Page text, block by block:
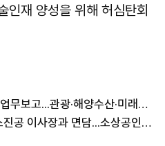
인재 양성을 위해 허심탄회
우상호 강원지사, 제2청사 업무보고...관광·해양수산·미래산업 해법 찾는다
우상호 강원지사, 인태연 소진공 이사장과 면담...소상공인·전통시장 지원 협력체계 구축